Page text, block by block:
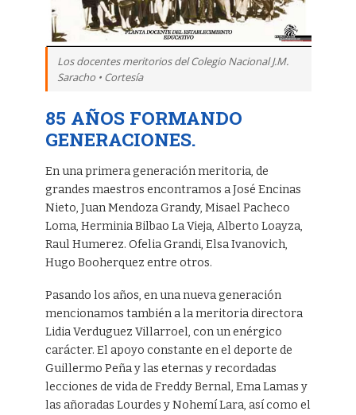
Los docentes meritorios del Colegio Nacional J.M.
Saracho • Cortesía
85 AÑOS FORMANDO
GENERACIONES.
En una primera generación meritoria, de
grandes maestros encontramos a José Encinas
Nieto, Juan Mendoza Grandy, Misael Pacheco
Loma, Herminia Bilbao La Vieja, Alberto Loayza,
Raul Humerez. Ofelia Grandi, Elsa Ivanovich,
Hugo Booherquez entre otros.
Pasando los años, en una nueva generación
mencionamos también a la meritoria directora
Lidia Verduguez Villarroel, con un enérgico
carácter. El apoyo constante en el deporte de
Guillermo Peña y las eternas y recordadas
lecciones de vida de Freddy Bernal, Ema Lamas y
las añoradas Lourdes y Nohemí Lara, así como el